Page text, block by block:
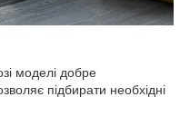
моделі добре
підбирати необхідні